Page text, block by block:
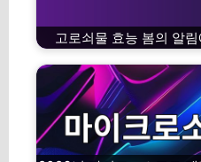
고로쇠물 효능 봄의 알